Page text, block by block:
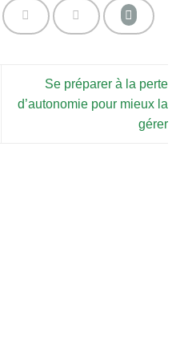
Se préparer à la perte
d’autonomie pour mieux la
gérer